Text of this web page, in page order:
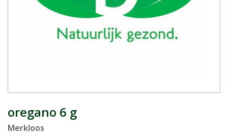
oregano 6 g
Merkloos